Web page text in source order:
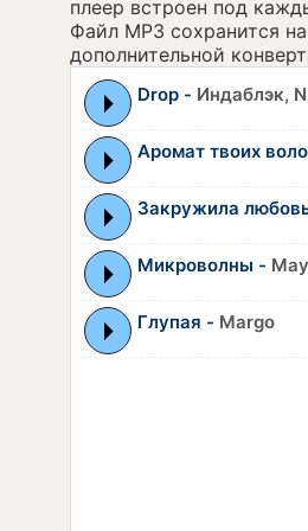
плеер встроен под
Файл MP3 сохранится
дополнительной
Drop - Индаблэк,
Аромат твоих
Закружила
Микроволны -
Глупая - Margo